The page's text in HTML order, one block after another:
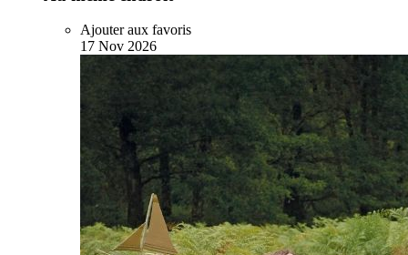
Ajouter aux favoris
17 Nov 2026